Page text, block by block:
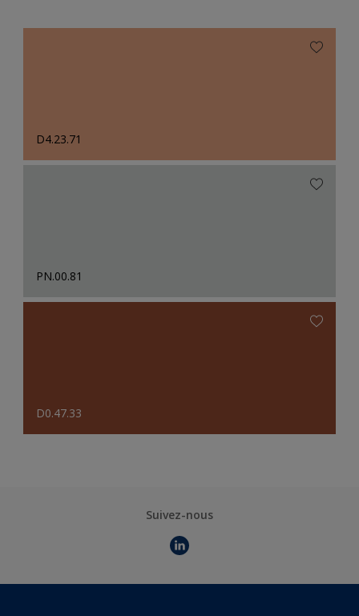
D4.23.71
PN.00.81
D0.47.33
Suivez-nous